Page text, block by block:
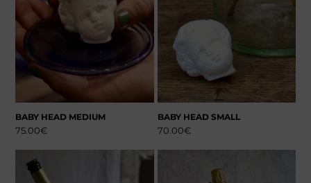
BABY HEAD MEDIUM
75.00€
BABY HEAD SMALL
70.00€